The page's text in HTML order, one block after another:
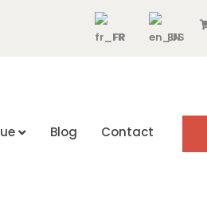
FR
EN
Blog Contact